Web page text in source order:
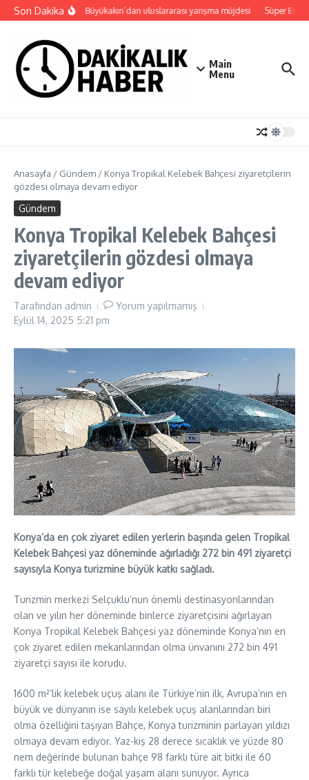
İçeriğe atla
Son DakikaBaşkan Büyükakın’dan uluslararası yarışma müjdesi Süper
Main
Menu
Anasayfa / Gündem / Konya Tropikal Kelebek Bahçesi ziyaretçilerin
gözdesi olmaya devam ediyor
Gündem
Konya Tropikal Kelebek Bahçesi
ziyaretçilerin gözdesi olmaya
devam ediyor
Tarafından admin
Yorum yapılmamış
Eylül 14, 2025 5:21 pm
Konya’da en çok ziyaret edilen yerlerin başında gelen Tropikal
Kelebek Bahçesi yaz döneminde ağırladığı 272 bin 491 ziyaretçi
sayısıyla Konya turizmine büyük katkı sağladı.
Turizmin merkezi Selçuklu’nun önemli destinasyonlarından
olan ve yılın her döneminde binlerce ziyaretçisini ağırlayan
Konya Tropikal Kelebek Bahçesi yaz döneminde Konya’nın en
çok ziyaret edilen mekanlarından olma ünvanını 272 bin 491
ziyaretçi sayısı ile korudu.
1600 m²’lik kelebek uçuş alanı ile Türkiye’nin ilk, Avrupa’nın en
büyük ve dünyanın ise sayılı kelebek uçuş alanlarından biri
olma özelliğini taşıyan Bahçe, Konya turizminin parlayan yıldızı
olmaya devam ediyor. Yaz-kış 28 derece sıcaklık ve yüzde 80
nem değerinde bulunan bahçe 98 farklı türe ait bitki ile 60
farklı tür kelebeğe doğal yaşam alanı sunuyor. Ayrıca